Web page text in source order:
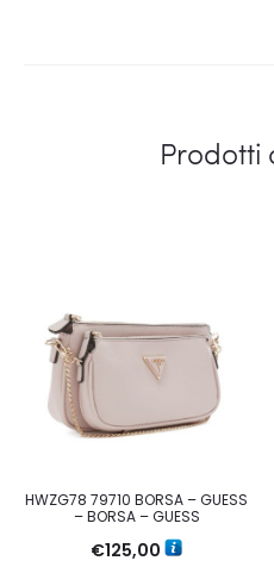
Prodotti
HWZG78 79710 BORSA – GUESS
– BORSA – GUESS
€125,00